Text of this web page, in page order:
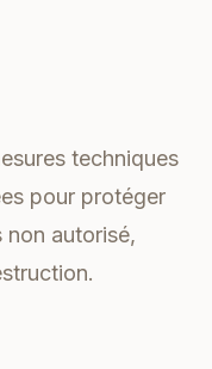
techniques
pour protéger
autorisé,